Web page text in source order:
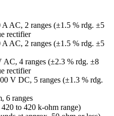
AC, 2 ranges (±1.5 % rdg. ±5
rectifier
AC, 2 ranges (±1.5 % rdg. ±5
AC, 4 ranges (±2.3 % rdg. ±8
rectifier
V DC, 5 ranges (±1.3 % rdg.
6 ranges
to 420 k-ohm range)